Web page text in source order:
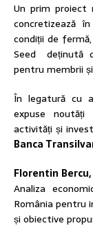
Un prim proiect
concretizează
condiții de
Seed deținută
pentru membrii
În legatură cu
expuse
activități și
Banca
Florentin Bercu,
Analiza
România pentru
și obiective